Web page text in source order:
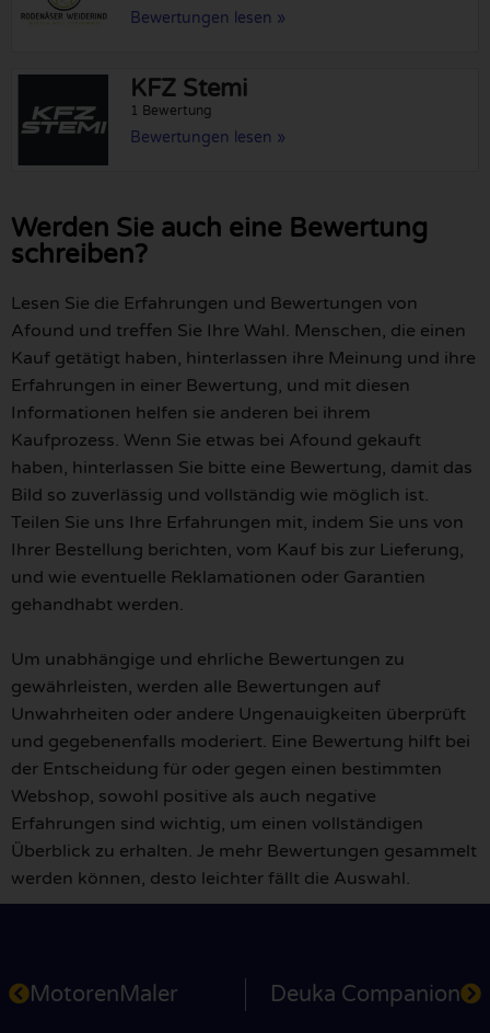
Bewertungen lesen »
KFZ Stemi
1 Bewertung
Bewertungen lesen »
Werden Sie auch eine Bewertung
schreiben?
Lesen Sie die Erfahrungen und Bewertungen von
Afound und treffen Sie Ihre Wahl. Menschen, die einen
Kauf getätigt haben, hinterlassen ihre Meinung und ihre
Erfahrungen in einer Bewertung, und mit diesen
Informationen helfen sie anderen bei ihrem
Kaufprozess. Wenn Sie etwas bei Afound gekauft
haben, hinterlassen Sie bitte eine Bewertung, damit das
Bild so zuverlässig und vollständig wie möglich ist.
Teilen Sie uns Ihre Erfahrungen mit, indem Sie uns von
Ihrer Bestellung berichten, vom Kauf bis zur Lieferung,
und wie eventuelle Reklamationen oder Garantien
gehandhabt werden.
Um unabhängige und ehrliche Bewertungen zu
gewährleisten, werden alle Bewertungen auf
Unwahrheiten oder andere Ungenauigkeiten überprüft
und gegebenenfalls moderiert. Eine Bewertung hilft bei
der Entscheidung für oder gegen einen bestimmten
Webshop, sowohl positive als auch negative
Erfahrungen sind wichtig, um einen vollständigen
Überblick zu erhalten. Je mehr Bewertungen gesammelt
werden können, desto leichter fällt die Auswahl.
MotorenMaler Deuka Companion